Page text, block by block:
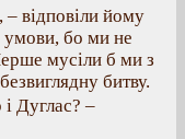
відповіли йому
умови, бо ми не
мусіли б ми з
битву.
Дуглас? –